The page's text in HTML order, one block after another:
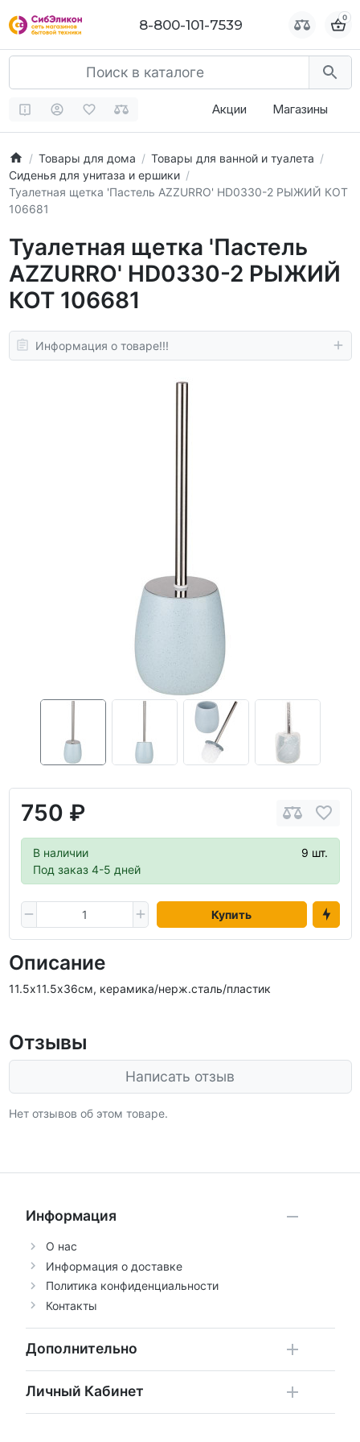
8-800-101-7539 0
Акции Магазины
Товары для дома
Товары для ванной и туалета
Сиденья для унитаза и ершики
Туалетная щетка 'Пастель AZZURRO' HD0330-2 РЫЖИЙ КОТ
106681
Туалетная щетка 'Пастель
AZZURRO' HD0330-2 РЫЖИЙ
КОТ 106681
Информация о товаре!!!
750 ₽
В наличии
9 шт.
Под заказ 4-5 дней
Купить
Описание
11.5х11.5х36см, керамика/нерж.сталь/пластик
Отзывы
Написать отзыв
Нет отзывов об этом товаре.
Информация
О нас
Информация о доставке
Политика конфиденциальности
Контакты
Дополнительно
Личный Кабинет
8-800-101-7539 0